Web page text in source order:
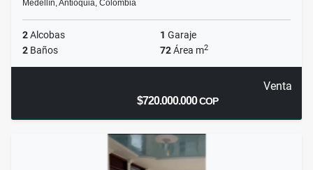
Medellín, Antioquia, Colombia
2Alcobas 1 Garaje
2 Baños 72Área m2
Venta
$720.000.000COP